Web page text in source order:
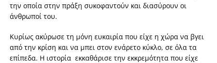
την οποία στην πράξη συκοφαντούν και διασύρουν οι
άνθρωποί του.
Κυρίως ακύρωσε τη μόνη ευκαιρία που είχε η χώρα να βγει
από την κρίση και να μπει στον ενάρετο κύκλο, σε όλα τα
επίπεδα. Η ιστορία εκκαθάρισε την εκκρεμότητα που είχε